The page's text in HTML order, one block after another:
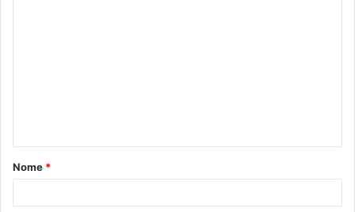
á
r
Nome *